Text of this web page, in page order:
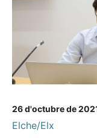
26 d'octubre de
Elche/Elx